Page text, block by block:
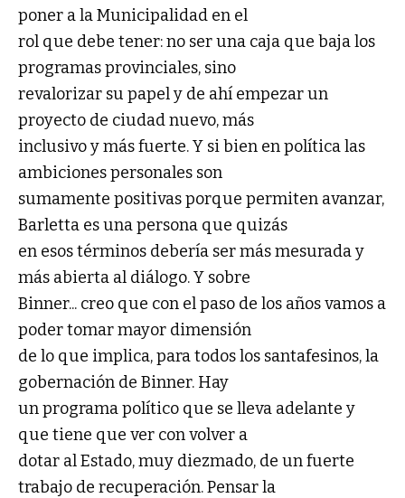
poner a la Municipalidad en el
rol que debe tener: no ser una caja que baja los
programas provinciales, sino
revalorizar su papel y de ahí empezar un
proyecto de ciudad nuevo, más
inclusivo y más fuerte. Y si bien en política las
ambiciones personales son
sumamente positivas porque permiten avanzar,
Barletta es una persona que quizás
en esos términos debería ser más mesurada y
más abierta al diálogo. Y sobre
Binner... creo que con el paso de los años vamos a
poder tomar mayor dimensión
de lo que implica, para todos los santafesinos, la
gobernación de Binner. Hay
un programa político que se lleva adelante y
que tiene que ver con volver a
dotar al Estado, muy diezmado, de un fuerte
trabajo de recuperación. Pensar la